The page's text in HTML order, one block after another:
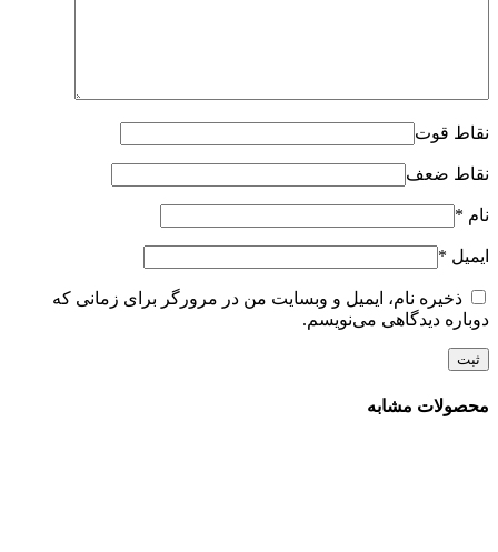
نقاط قوت
نقاط ضعف
نام *
ایمیل *
ذخیره نام، ایمیل و وبسایت من در مرورگر برای زمانی که
دوباره دیدگاهی می‌نویسم.
محصولات مشابه